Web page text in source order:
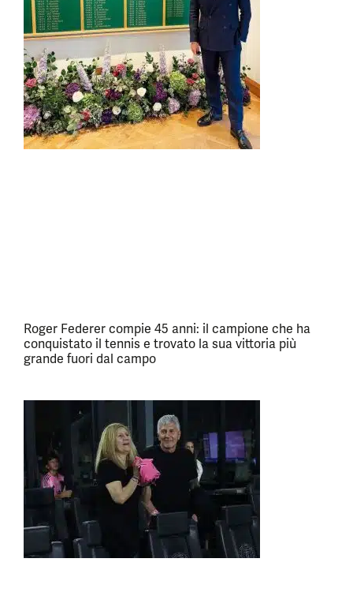
Roger Federer compie 45 anni: il campione che ha
conquistato il tennis e trovato la sua vittoria più
grande fuori dal campo